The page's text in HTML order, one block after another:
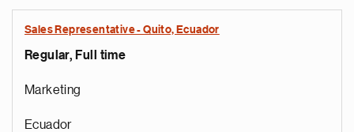
Sales Representative - Quito, Ecuador
Regular, Full time
Marketing
Ecuador